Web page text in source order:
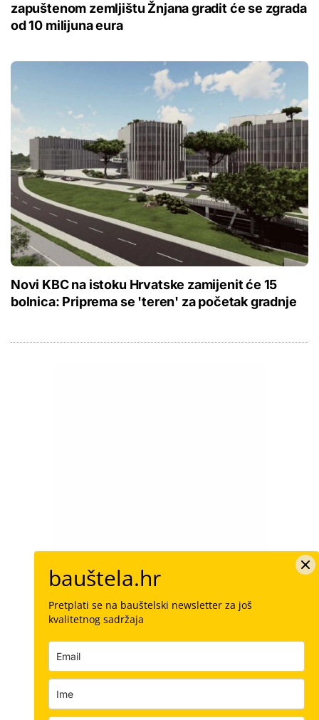
zapuštenom zemljištu Žnjana gradit će se zgrada
od 10 milijuna eura
Novi KBC na istoku Hrvatske zamijenit će 15
bolnica: Priprema se 'teren' za početak gradnje
bauštela.hr
Pretplati se na bauštelski newsletter za još
kvalitetnog sadržaja